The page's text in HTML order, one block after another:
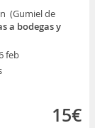
(Gumiel de
a bodegas y
feb
15€